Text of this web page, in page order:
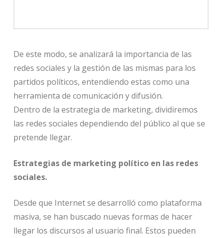
De este modo, se analizará la importancia de las
redes sociales y la gestión de las mismas para los
partidos políticos, entendiendo estas como una
herramienta de comunicación y difusión.
Dentro de la estrategia de marketing, dividiremos
las redes sociales dependiendo del público al que se
pretende llegar.
Estrategias de marketing político en las redes
sociales.
Desde que Internet se desarrolló como plataforma
masiva, se han buscado nuevas formas de hacer
llegar los discursos al usuario final. Estos pueden